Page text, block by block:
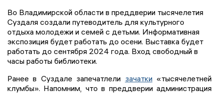
Во Владимирской области в преддверии тысячелетия
Суздаля создали путеводитель для культурного
отдыха молодежи и семей с детьми. Информативная
экспозиция будет работать до осени. Выставка будет
работать до сентября 2024 года. Вход свободный в
часы работы библиотеки.
Ранее в Суздале запечатлели зачатки«тысячелетней
клумбы». Напомним, что в преддверии администрация